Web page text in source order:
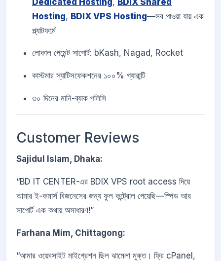
Hosting, BDIX VPS Hosting—সব পাওয়া যায় এক
প্ল্যাটফর্মে
লোকাল পেমেন্ট সাপোর্ট: bKash, Nagad, Rocket
কাস্টমার স্যাটিসফেকশনের ১০০% গ্যারান্টি
৩০ দিনের মানি-ব্যাক পলিসি
Customer Reviews
Sajidul Islam, Dhaka:
“BD IT CENTER-এর BDIX VPS root access দিয়ে
আমার ই-কমার্স বিজনেসের জন্য ফুল কন্ট্রোল পেয়েছি—স্পিড আর
সাপোর্ট এক কথায় অসাধারণ!”
Farhana Mim, Chittagong:
“আমার ওয়েবসাইট মাইগ্রেশন ছিল ঝামেলা মুক্ত। ফ্রি cPanel,